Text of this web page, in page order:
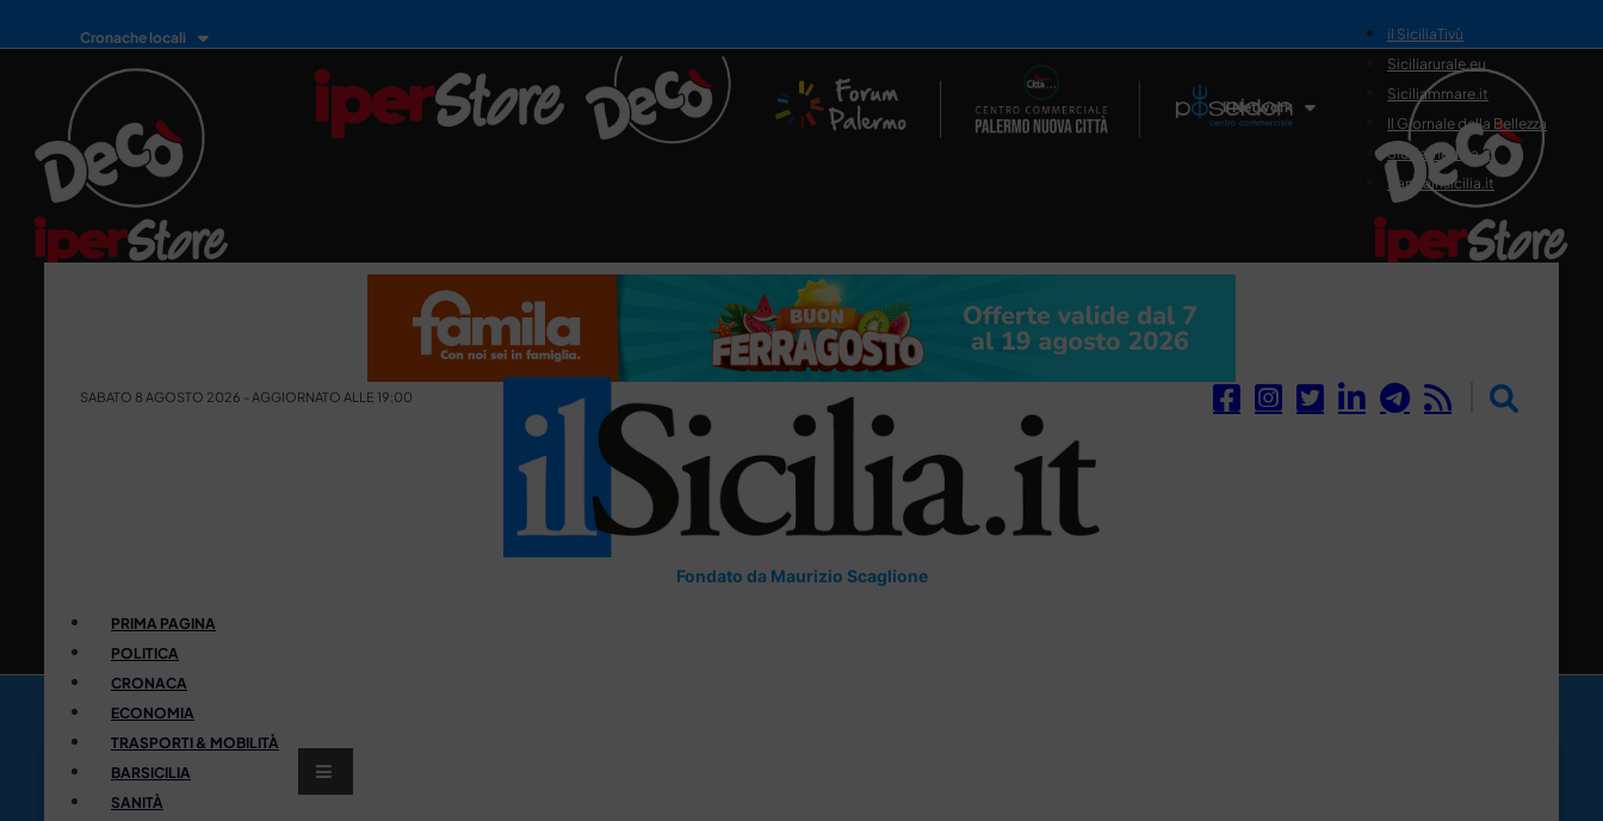
Cronache locali
Il Network
il SiciliaTivù
Siciliarurale.eu
Siciliammare.it
Il Giornale della Bellezza
Siciliamedica.it
Sanitainsicilia.it
SABATO 8 AGOSTO 2026 - AGGIORNATO ALLE 19:00
Fondato da Maurizio Scaglione
PRIMA PAGINA
POLITICA
CRONACA
ECONOMIA
TRASPORTI & MOBILITÀ
BARSICILIA
SANITÀ